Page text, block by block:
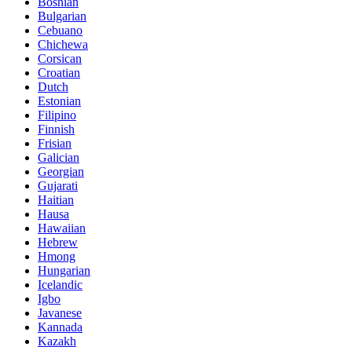
Bulgarian
Cebuano
Chichewa
Corsican
Croatian
Dutch
Estonian
Filipino
Finnish
Frisian
Galician
Georgian
Gujarati
Haitian
Hausa
Hawaiian
Hebrew
Hmong
Hungarian
Icelandic
Igbo
Javanese
Kannada
Kazakh